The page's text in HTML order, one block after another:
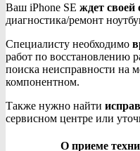
Ваш iPhone SE ждет своей
диагностика/ремонт
Специалисту необходимо
работ по восстановлению
поиска неисправности на
компонентном.
Также нужно найти
сервисном центре или
О приеме